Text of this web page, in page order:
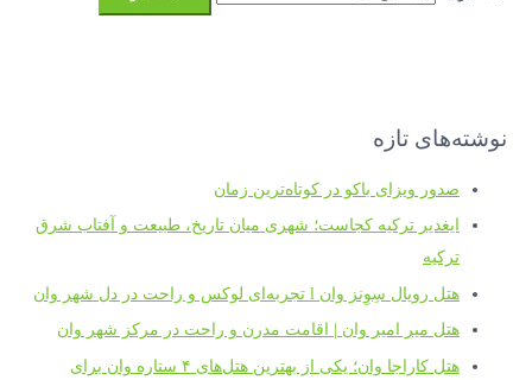
نوشته‌های تازه
صدور ویزای باکو در کوتاه‌ترین زمان
ایغدیر ترکیه کجاست؛ شهری میان تاریخ، طبیعت و آفتاب شرق
ترکیه
هتل رویال سِوِنز وان l تجربه‌ای لوکس و راحت در دل شهر وان
هتل میر امیر وان | اقامت مدرن و راحت در مرکز شهر وان
هتل کاراجا وان؛ یکی از بهترین هتل‌های ۴ ستاره وان برای